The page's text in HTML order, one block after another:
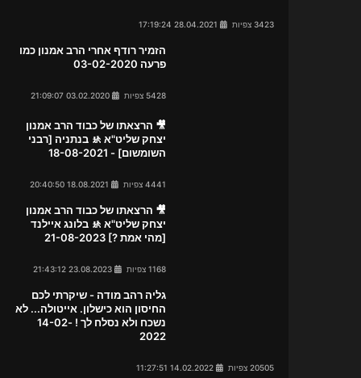
3423 צפיות
הזמיר רודף אחרי הרב אמנון כמו
פרעה 03-02-2020
5428 צפיות
🎥 הרצאתו של כבוד הרב אמנון
יצחק שליט"א 🚸 בנתניה [רבני
השומשום] - 18-08-2021
4441 צפיות
🎥 הרצאתו של כבוד הרב אמנון
יצחק שליט"א 🚸 בלונג איילנד
[מהי אמת ?] 21-08-2023
1168 צפיות
גליה רהב מודה - שיקרתי לכם
החיסון הוא כישלון. אייטולה... לא
נשכח ולא נסלח לך ! 14-02-
2022
20505 צפיות